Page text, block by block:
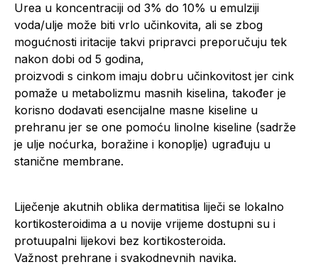
Urea u koncentraciji od 3% do 10% u emulziji
voda/ulje može biti vrlo učinkovita, ali se zbog
mogućnosti iritacije takvi pripravci preporučuju tek
nakon dobi od 5 godina,
proizvodi s cinkom imaju dobru učinkovitost jer cink
pomaže u metabolizmu masnih kiselina, također je
korisno dodavati esencijalne masne kiseline u
prehranu jer se one pomoću linolne kiseline (sadrže
je ulje noćurka, boražine i konoplje) ugrađuju u
stanične membrane.
Liječenje akutnih oblika dermatitisa liječi se lokalno
kortikosteroidima a u novije vrijeme dostupni su i
protuupalni lijekovi bez kortikosteroida.
Važnost prehrane i svakodnevnih navika.